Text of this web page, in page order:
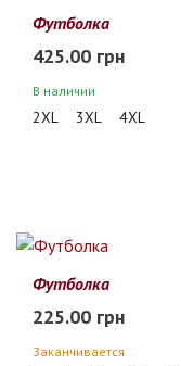
Футболка
425.00 грн
В наличии
2XL 3XL 4XL
Футболка
225.00 грн
Заканчивается